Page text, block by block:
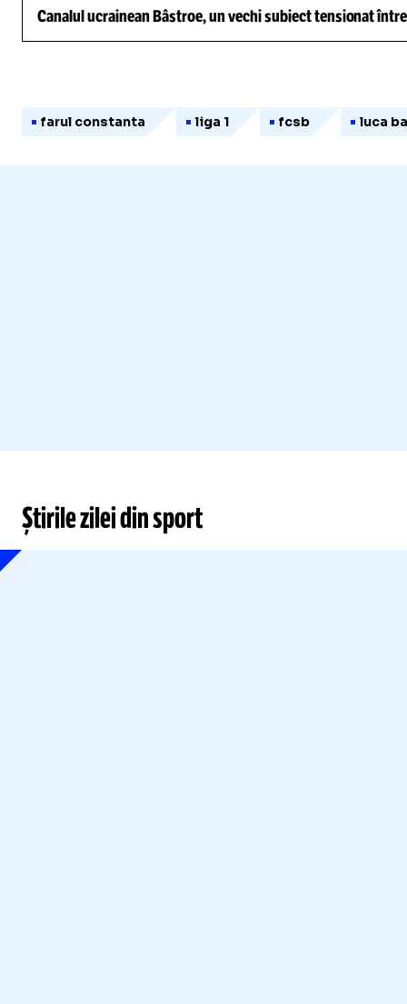
Canalul ucrainean Bâstroe, un vechi subiect tensionat
farul constanta liga 1 fcsb luca
Știrile zilei din sport